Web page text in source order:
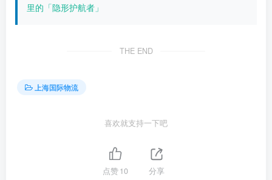
里的「隐形护航者」
THE END
上海国际物流
喜欢就支持一下吧
点赞10 分享